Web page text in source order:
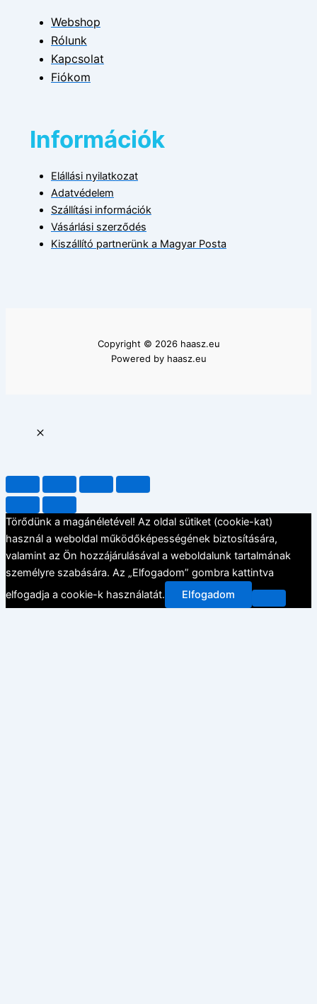
Webshop
Rólunk
Kapcsolat
Fiókom
Információk
Elállási nyilatkozat
Adatvédelem
Szállítási információk
Vásárlási szerződés
Kiszállító partnerünk a Magyar Posta
Copyright © 2026 haasz.eu
Powered by haasz.eu
Törődünk a magánéletével! Az oldal sütiket (cookie-kat)
használ a weboldal működőképességének biztosítására,
valamint az Ön hozzájárulásával a weboldalunk tartalmának
személyre szabására. Az „Elfogadom” gombra kattintva
elfogadja a cookie-k használatát.
Elfogadom